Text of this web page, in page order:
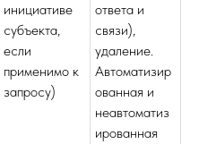
инициативе
субъекта,
если
применимо к
запросу)
ответа и
связи),
удаление.
Автоматизир
ованная и
неавтоматиз
ированная